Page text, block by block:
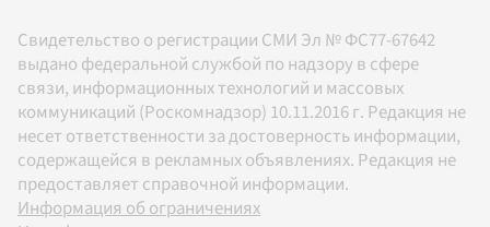
Свидетельство о регистрации СМИ Эл № ФС77-67642
выдано федеральной службой по надзору в сфере
связи, информационных технологий и массовых
коммуникаций (Роскомнадзор) 10.11.2016 г. Редакция не
несет ответственности за достоверность информации,
содержащейся в рекламных объявлениях. Редакция не
предоставляет справочной информации.
Информация об ограничениях